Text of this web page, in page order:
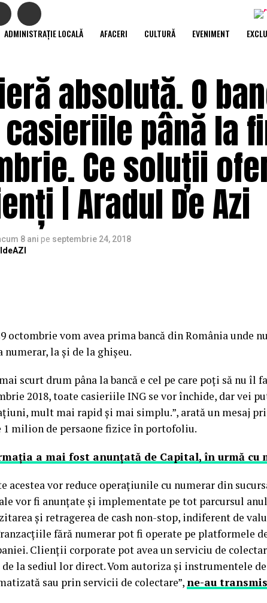
ADMINISTRAȚIE LOCALĂ AFACERI CULTURĂ EVENIMENT
absolută. O
până la
Ce soluții
| Aradul De Azi
8 ani pe septembrie 24, 2018
octombrie vom avea prima bancă din România unde
numerar, la şi de la ghişeu.
scurt drum pâna la bancă e cel pe care poţi să nu îl
2018, toate casieriile ING se vor închide, dar vei
mult mai rapid şi mai simplu.”, arată un mesaj
1 milion de persaone fizice în portofoliu.
a mai fost anunţată de Capital, în urmă cu
acestea vor reduce operaţiunile cu numerar din
vor fi anunţate şi implementate pe tot parcursul
şi retragerea de cash non-stop, indiferent de
fără numerar pot fi operate pe platformele
Clienţii corporate pot avea un serviciu de
la sediul lor direct. Vom autoriza şi instrumentele
sau prin servicii de colectare”,ne-au